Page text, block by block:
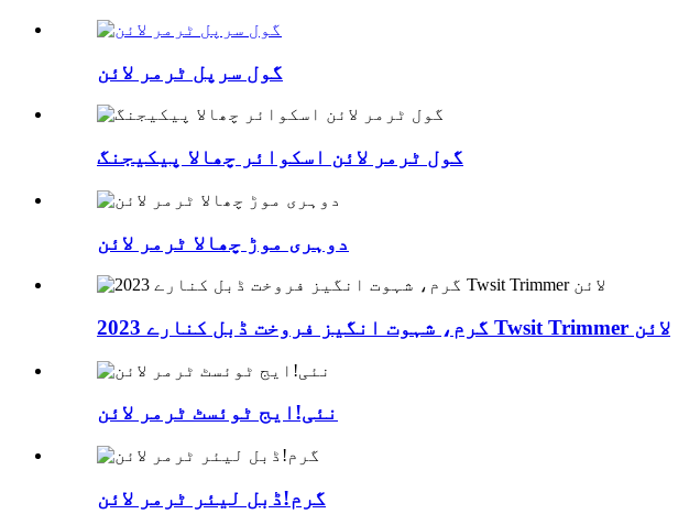
گول سرپل ٹرمر لائن
گول ٹرمر لائن اسکوائر چھالا پیکیجنگ
دوہری موڑ چھالا ٹرمر لائن
2023 گرم، شہوت انگیز فروخت ڈبل کنارے Twsit Trimmer لائن
نئی!ایج ٹوئسٹ ٹرمر لائن
گرم!ڈبل لیئر ٹرمر لائن